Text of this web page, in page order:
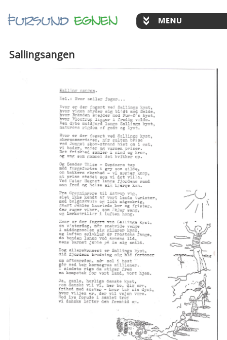
Sallingsangen